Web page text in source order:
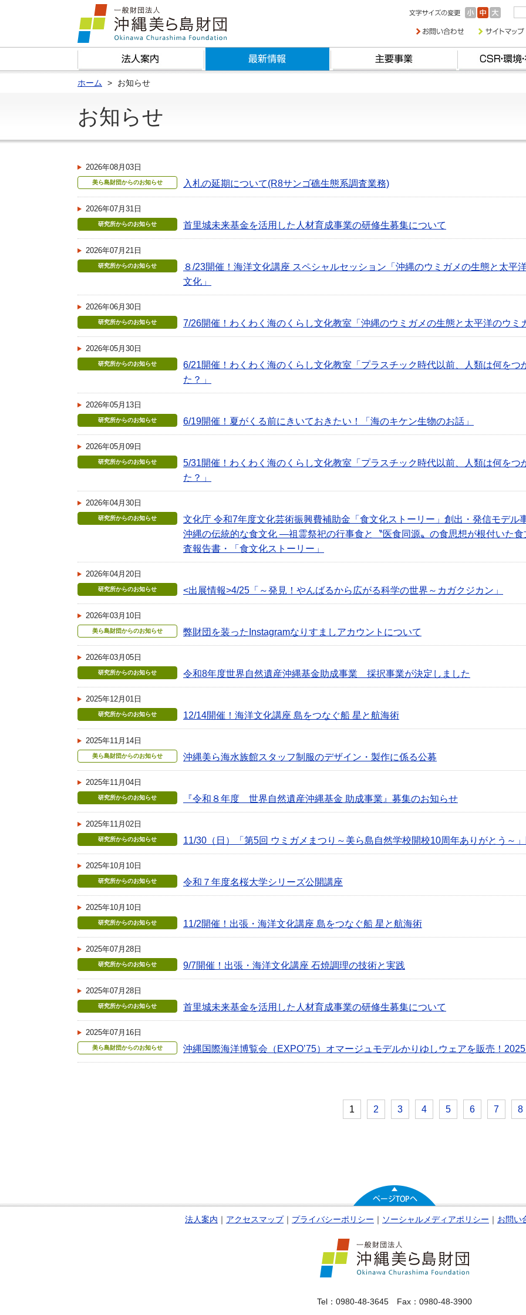
ホーム お知らせ
お知らせ
2026年08月03日
美ら島財団からのお知らせ 入札の延期について(R8サンゴ礁生態系調査業務)
2026年07月31日
研究所からのお知らせ 首里城未来基金を活用した人材育成事業の研修生募集について
2026年07月21日
研究所からのお知らせ
８/23開催！海洋文化講座 スペシャルセッション「沖縄のウミガメの生態と太平
文化」
2026年06月30日
研究所からのお知らせ 7/26開催！わくわく海のくらし文化教室「沖縄のウミガメの生態と太平洋のウミ
2026年05月30日
研究所からのお知らせ
6/21開催！わくわく海のくらし文化教室「プラスチック時代以前、人類は何をつ
た？」
2026年05月13日
研究所からのお知らせ 6/19開催！夏がくる前にきいておきたい！「海のキケン生物のお話」
2026年05月09日
研究所からのお知らせ
5/31開催！わくわく海のくらし文化教室「プラスチック時代以前、人類は何をつ
た？」
2026年04月30日
研究所からのお知らせ
文化庁 令和7年度文化芸術振興費補助金「食文化ストーリー」創出・発信モデル
沖縄の伝統的な食文化 ―祖霊祭祀の行事食と〝医食同源〟の食思想が根付いた
査報告書・「食文化ストーリー」
2026年04月20日
研究所からのお知らせ <出展情報>4/25「～発見！やんばるから広がる科学の世界～カガクジカン」
2026年03月10日
美ら島財団からのお知らせ 弊財団を装ったInstagramなりすましアカウントについて
2026年03月05日
研究所からのお知らせ 令和8年度世界自然遺産沖縄基金助成事業 採択事業が決定しました
2025年12月01日
研究所からのお知らせ 12/14開催！海洋文化講座 島をつなぐ船 星と航海術
2025年11月14日
美ら島財団からのお知らせ 沖縄美ら海水族館スタッフ制服のデザイン・製作に係る公募
2025年11月04日
研究所からのお知らせ 『令和８年度 世界自然遺産沖縄基金 助成事業』募集のお知らせ
2025年11月02日
研究所からのお知らせ 11/30（日）「第5回 ウミガメまつり～美ら島自然学校開校10周年ありがとう～」
2025年10月10日
研究所からのお知らせ 令和７年度名桜大学シリーズ公開講座
2025年10月10日
研究所からのお知らせ 11/2開催！出張・海洋文化講座 島をつなぐ船 星と航海術
2025年07月28日
研究所からのお知らせ 9/7開催！出張・海洋文化講座 石焼調理の技術と実践
2025年07月28日
研究所からのお知らせ 首里城未来基金を活用した人材育成事業の研修生募集について
2025年07月16日
美ら島財団からのお知らせ 沖縄国際海洋博覧会（EXPO’75）オマージュモデルかりゆしウェアを販売！
1 2 3 4 5 6 7 8
法人案内 ｜ アクセスマップ｜ プライバシーポリシー ｜ ソーシャルメディアポリシー ｜ お問い
Tel：0980-48-3645 Fax：0980-48-3900